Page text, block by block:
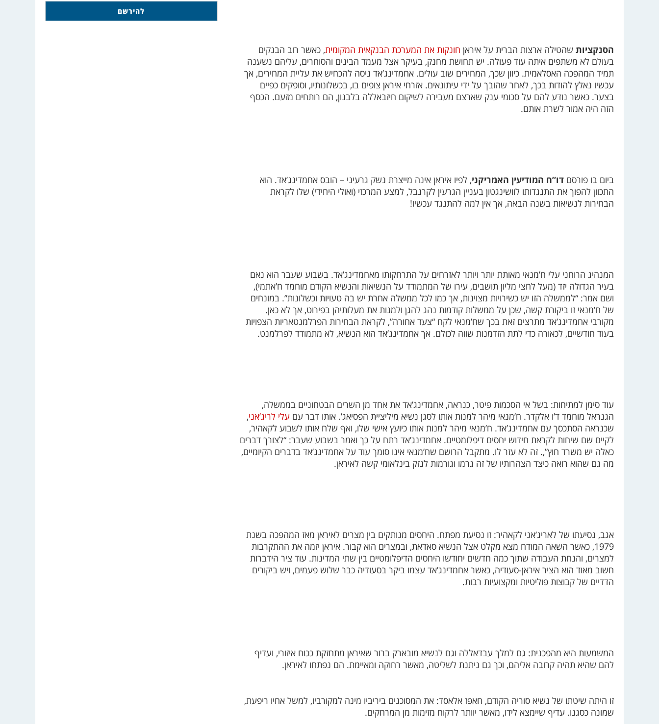
הסנקציות שהטילה ארצות הברית על איראן חונקות את המערכת הבנקאית המקומית, כאשר רוב הבנקים
בעולם לא משתפים איתה עוד פעולה. יש תחושת מחנק, בעיקר אצל מעמד הבינים והסוחרים, עליהם נשענה
תמיד המהפכה האסלאמית. כיוון שכך, המחירים שוב עולים. אחמדינג’אד ניסה להכחיש את עליית המחירים, אך
עכשיו נאלץ להודות בכך, לאחר שהובך על ידי עיתונאים. אזרחי איראן צופים בו, בכשלונותיו, וסופקים כפיים
בצער. כאשר נודע להם על סכומי ענק שארצם מעבירה לשיקום חיזבאללה בלבנון, הם רותחים מזעם. הכסף
הזה היה אמור לשרת אותם.
ביום בו פורסם דו”ח המודיעין האמריקני, לפיו איראן אינה מייצרת נשק גרעיני – הובס אחמדינג’אד. הוא
התכוון להפוך את התנגדותו לוושינגטון בעניין הגרעין לקרנבל, למצע המרכזי (ואולי היחידי) שלו לקראת
הבחירות לנשיאות בשנה הבאה, אך אין למה להתנגד עכשיו!
המנהיג הרוחני עלי ח’מנאי מאותת יותר ויותר לאזרחים על התרחקותו מאחמדינג’אד. בשבוע שעבר הוא נאם
בעיר הגדולה יזד (מעל לחצי מליון תושבים, עירו של המתמודד על הנשיאות והנשיא הקודם מוחמד ח’אתמי),
ושם אמר: “לממשלה הזו יש כשירויות מצוינות, אך כמו לכל ממשלה אחרת יש בה טעויות וכשלונות”. במונחים
של ח’מנאי זו ביקורת קשה, שכן על ממשלות קודמות נהג להגן ולמנות את מעלותיהן בפירוט, אך לא כאן.
מקורבי אחמדינג’אד מתרצים זאת בכך שח’מנאי לקח “צעד אחורה”, לקראת הבחירות הפרלמנטאריות הצפויות
בעוד חודשיים, לכאורה כדי לתת הזדמנות שווה לכולם. אך אחמדינג’אד הוא הנשיא, לא מתמודד לפרלמנט.
עוד סימן למתיחות: בשל אי הסכמות פיטר, כנראה, אחמדינג’אד את אחד מן השרים הבטחוניים בממשלה,
הגנראל מוחמד ד’ו אלקדר. ח’מנאי מיהר למנות אותו לסגן נשיא מיליציית הפסיאג’. אותו דבר עם עלי לריג’אני,
שכנראה הסתכסך עם אחמדינג’אד. ח’מנאי מיהר למנות אותו כיועץ אישי שלו, ואף שלח אותו לשבוע לקאהיר,
לקיים שם שיחות לקראת חידוש יחסים דיפלומטיים. אחמדינג’אד רתח על כך ואמר בשבוע שעבר: “לצורך דברים
כאלה יש משרד חוץ”,. זה לא עזר לו. מתקבל הרושם שח’מנאי אינו סומך עוד על אחמדינג’אד בדברים הקיומיים,
מה גם שהוא רואה כיצד הצהרותיו של זה גרמו וגורמות לנזק בינלאומי קשה לאיראן.
אגב, נסיעתו של לאריג’אני לקאהיר: זו נסיעת מפתח. היחסים מנותקים בין מצרים לאיראן מאז המהפכה בשנת
1979, כאשר השאה המודח מצא מקלט אצל הנשיא סאדאת, ובמצרים הוא קבור. איראן יזמה את ההתקרבות
למצרים, והנחת העבודה שתוך כמה חדשים יחודשו היחסים הדיפלומטיים בין שתי המדינות. עוד ציר הידברות
חשוב מאוד הוא הציר איראן-סעודיה, כאשר אחמדינג’אד עצמו ביקר בסעודיה כבר שלוש פעמים, ויש ביקורים
הדדיים של קבוצות פוליטיות ומקצועיות רבות.
המשמעות היא מהפכנית: גם למלך עבדאללה וגם לנשיא מובארק ברור שאיראן מתחזקת ככוח איזורי, ועדיף
להם שהיא תהיה קרובה אליהם, וכך גם ניתנת לשליטה, מאשר רחוקה ומאיימת. הם נפתחו לאיראן.
זו היתה שיטתו של נשיא סוריה הקודם, חאפז אלאסד: את המסוכנים ביריביו מינה למקורביו, למשל אחיו ריפעת,
שמונה כסגנו. עדיף שיימצא לידו, מאשר יוותר לרקוח מזימות מן המרחקים.